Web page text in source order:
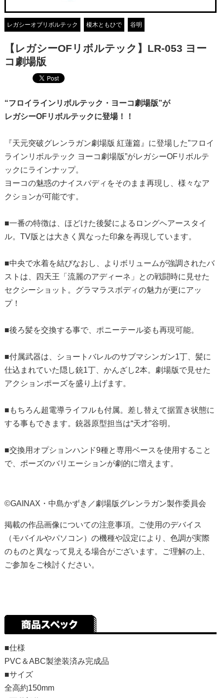
レガシーオブリボルテック 榎木ともひで 谷明
【レガシーOFリボルテック】LR-053 ヨー
コ劇場版
“フロイラインリボルテック・ヨーコ劇場版”が
レガシーOFリボルテックに登場！！
『天元突破グレンラガン劇場版 紅蓮篇』に登場した”フロイ
ラインリボルテック ヨーコ劇場版”がレガシーOFリボルテ
ックにラインナップ。
ヨーコの魅惑のナイスバディをそのまま再現し、様々なア
クションが可能です。
■一番の特徴は、ほどけた後髪によるロングヘアースタイ
ル。TV版とは大きく異なった印象を再現しています。
■中央で水着を結びなおし、よりボリュームが強調されたバ
ストは、四天王「流麗のアディーネ」との戦闘時に見せた
セクシーショット。グラマラスボディの魅力が更にアッ
プ！
■後ろ髪を交換する事で、ポニーテール姿も再現可能。
■付属武器は、ショートバレルのサブマシンガン1丁、髪に
仕込まれていた隠し銃1丁、かんざし2本。劇場版で見せた
アクションポーズを盛り上げます。
■もちろん超電導ライフルも付属。差し替えて据置き状態に
する事もできます。銃器原型担当は“天才”谷明。
■交換用オプションハンド9種と専用ベースを使用すること
で、ポーズのバリエーションが劇的に増えます。
©️GAINAX・中島かずき／劇場版グレンラガン製作委員会
掲載の作品画像についての注意事項。ご使用のデバイス
（モバイルやパソコン）の機種や設定により、色調が実際
のものと異なって見える場合がございます。ご理解の上、
ご参加をご検討ください。
■仕様
PVC＆ABC製塗装済み完成品
■サイズ
全高約150mm